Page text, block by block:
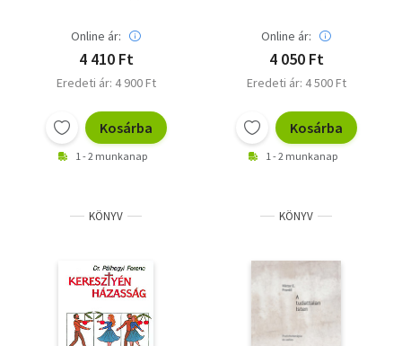
Online ár:
4 410 Ft
Eredeti ár: 4 900 Ft
Kosárba
1 - 2 munkanap
Online ár:
4 050 Ft
Eredeti ár: 4 500 Ft
Kosárba
1 - 2 munkanap
KÖNYV KÖNYV